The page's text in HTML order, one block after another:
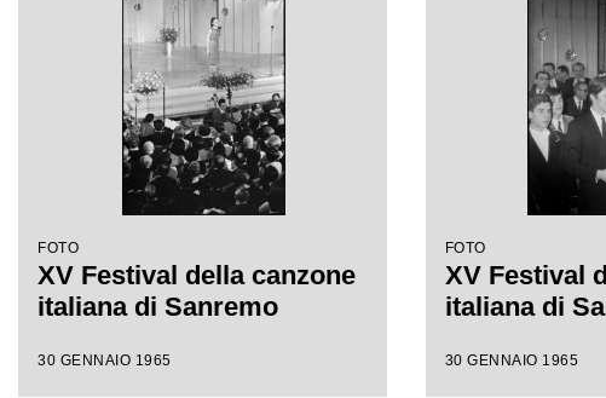
FOTO
XV Festival della canzone
italiana di Sanremo
30 GENNAIO 1965
FOTO
XV Festival
italiana di
30 GENNAIO 1965